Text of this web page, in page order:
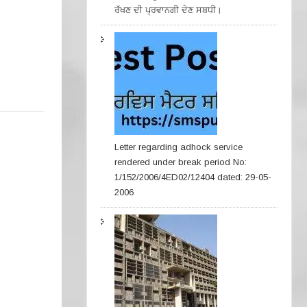
ਰੱਖਣ ਦੀ ਪ੍ਰਵਾਨਗੀ ਦੇਣ ਸਬਧੀ।
Letter regarding adhock service
rendered under break period No:
1/152/2006/4ED02/12404 dated: 29-05-
2006